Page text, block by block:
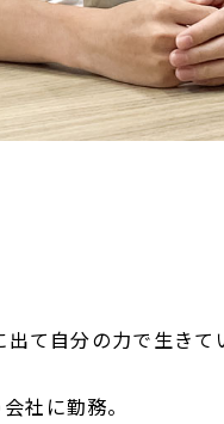
て自分の力で生き
社に勤務。